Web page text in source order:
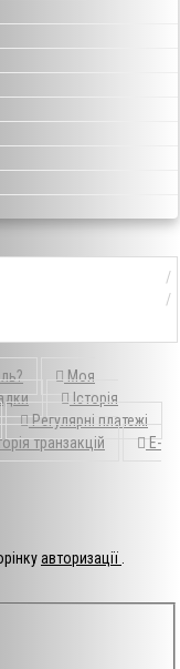
Моя
Історія
Регулярні платежі
транзакцій
E-
авторизації